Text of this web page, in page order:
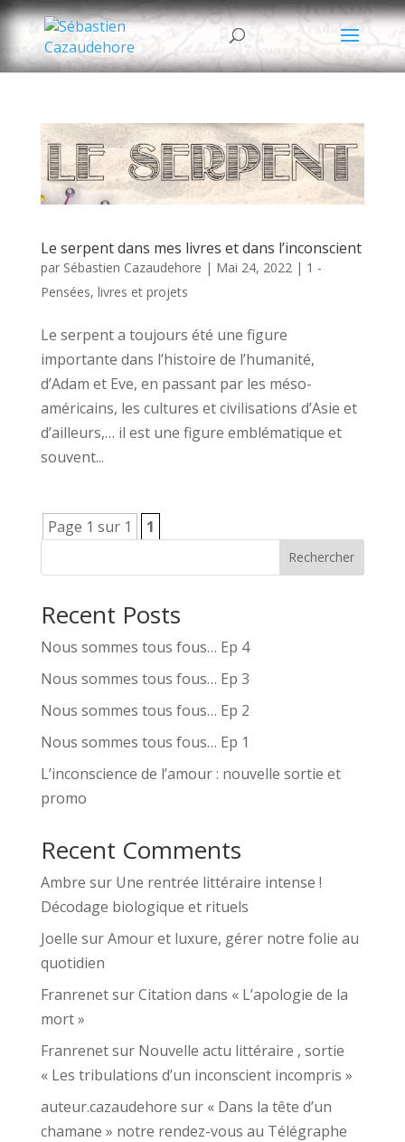
Le serpent dans mes livres et dans l’inconscient
par Sébastien Cazaudehore | Mai 24, 2022 | 1 -
Pensées, livres et projets
Le serpent a toujours été une figure
importante dans l’histoire de l’humanité,
d’Adam et Eve, en passant par les méso-
américains, les cultures et civilisations d’Asie et
d’ailleurs,… il est une figure emblématique et
souvent...
Page 1 sur 1 1
Rechercher
Recent Posts
Nous sommes tous fous… Ep 4
Nous sommes tous fous… Ep 3
Nous sommes tous fous… Ep 2
Nous sommes tous fous… Ep 1
L’inconscience de l’amour : nouvelle sortie et
promo
Recent Comments
Ambre sur Une rentrée littéraire intense !
Décodage biologique et rituels
Joelle surAmour et luxure, gérer notre folie au
quotidien
FranrenetsurCitation dans « L’apologie de la
mort »
Franrenetsur Nouvelle actu littéraire , sortie
« Les tribulations d’un inconscient incompris »
auteur.cazaudehore sur « Dans la tête d’un
chamane » notre rendez-vous au Télégraphe